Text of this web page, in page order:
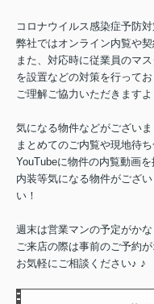
コロナウイルス感染症予防対
弊社ではオンライン内覧や
また、対応時に従業員のマ
を設置などの対策を行ってお
ご理解ご協力いただきます
気になる物件などがございま
まとめてのご内覧や現地待ち
YouTubeに物件の内覧動画を
内装等気になる物件がござ
い！
週末は営業マンの予定がか
ご来店の際は事前のご予約
お気軽にご相談ください♪ ♪